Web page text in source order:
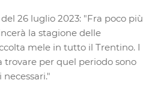
26 luglio 2023: "Fra poco più
la stagione delle
mele in tutto il Trentino. I
trovare per quel periodo sono